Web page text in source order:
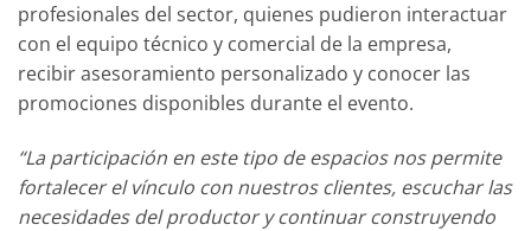
profesionales del sector, quienes pudieron interactuar
con el equipo técnico y comercial de la empresa,
recibir asesoramiento personalizado y conocer las
promociones disponibles durante el evento.
“La participación en este tipo de espacios nos permite
fortalecer el vínculo con nuestros clientes, escuchar las
necesidades del productor y continuar construyendo